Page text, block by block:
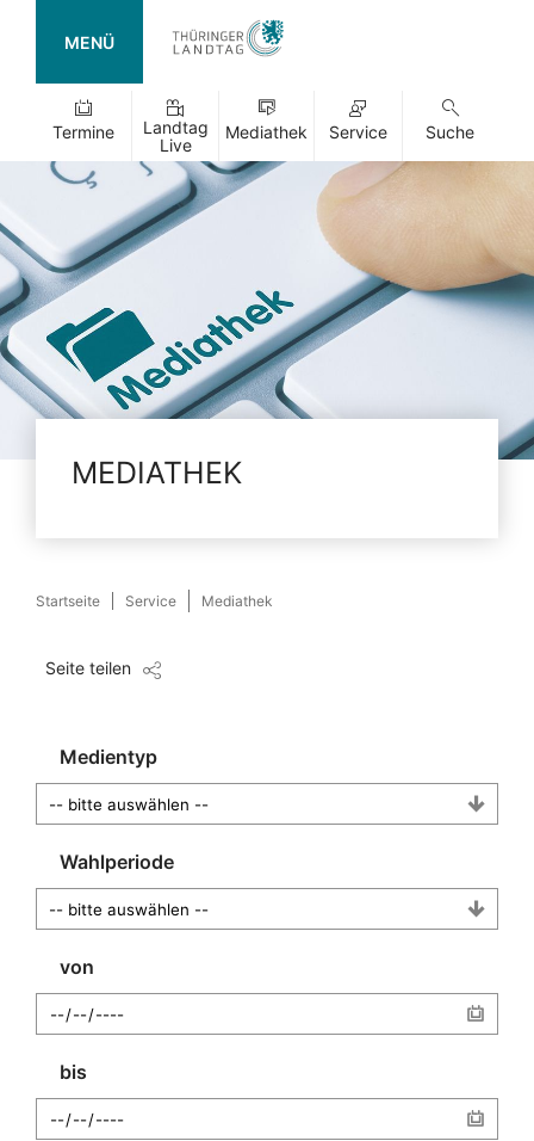
MENÜ
Termine
Landtag
Live
Mediathek Service Suche
MEDIATHEK
Startseite Service Mediathek
Seite teilen
Medientyp
Wahlperiode
von
bis